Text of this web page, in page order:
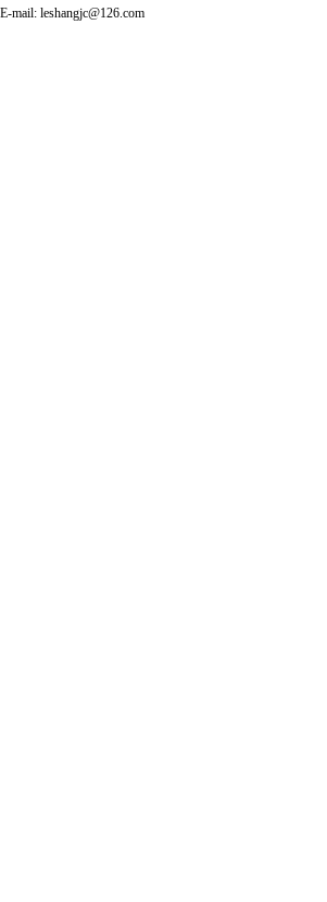
E-mail: leshangjc@126.com